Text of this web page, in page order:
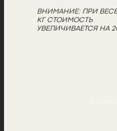
ВНИМАНИЕ: ПРИ ВЕСЕ
КГ СТОИМОСТЬ
УВЕЛИЧИВАЕТСЯ НА